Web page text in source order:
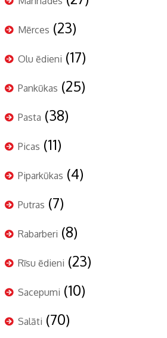
Mērces (23)
Olu ēdieni (17)
Pankūkas (25)
Pasta (38)
Picas (11)
Piparkūkas (4)
Putras (7)
Rabarberi (8)
Rīsu ēdieni (23)
Sacepumi (10)
Salāti (70)